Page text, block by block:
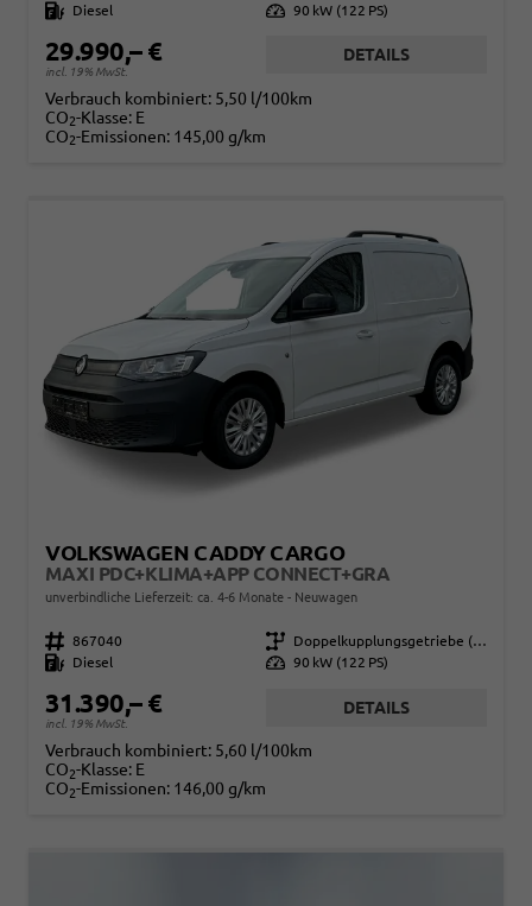
Kraftstoff Diesel Leistung 90 kW (122 PS)
29.990,– €
incl. 19% MwSt.
DETAILS
Verbrauch kombiniert: 5,50 l/100km
CO2-Klasse: E
CO2-Emissionen: 145,00 g/km
VOLKSWAGEN CADDY CARGO
MAXI PDC+KLIMA+APP CONNECT+GRA
unverbindliche Lieferzeit: ca. 4-6 Monate Neuwagen
Fahrzeugnr. 867040 Getriebe
Doppelkupplungsgetriebe (DSG)
Kraftstoff
Diesel Leistung 90 kW (122 PS)
31.390,– €
incl. 19% MwSt.
DETAILS
Verbrauch kombiniert: 5,60 l/100km
CO2-Klasse: E
CO2-Emissionen: 146,00 g/km